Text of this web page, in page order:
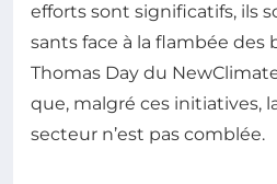
efforts sont significatifs, ils
sants face à la flambée des
Thomas Day du
que, malgré ces initiatives,
secteur n’est pas comblée.